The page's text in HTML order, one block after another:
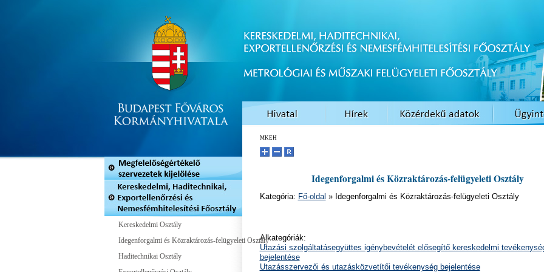
Kereskedelmi Osztály
Idegenforgalmi és Közraktározás-felügyeleti Osztály
Haditechnikai Osztály
MKEH
Idegenforgalmi és Közraktározás-felügyeleti Osztály
Kategória: Fő-oldal » Idegenforgalmi és Közraktározás-felügyeleti Osztály
Alkategóriák:
Utazási szolgáltatásegyüttes igénybevételét elősegítő kereskedelmi
bejelentése
Utazásszervezői és utazásközvetítői tevékenység bejelentése